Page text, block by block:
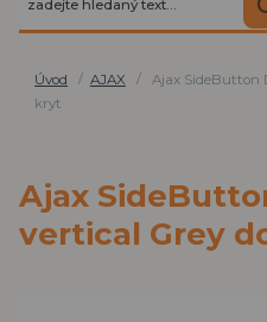
Úvod AJAX
Ajax SideButton
kryt
Ajax
vertical Grey